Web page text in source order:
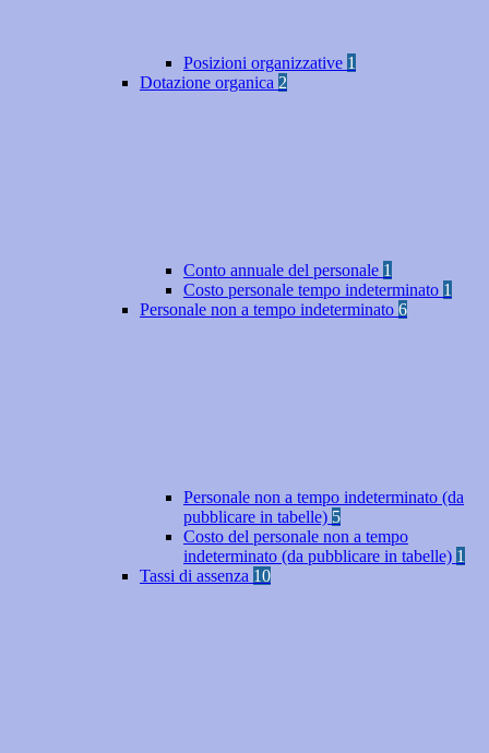
Posizioni organizzative 1
Dotazione organica 2
Conto annuale del personale 1
Costo personale tempo indeterminato 1
Personale non a tempo indeterminato 6
Personale non a tempo indeterminato (da
pubblicare in tabelle) 5
Costo del personale non a tempo
indeterminato (da pubblicare in tabelle) 1
Tassi di assenza 10